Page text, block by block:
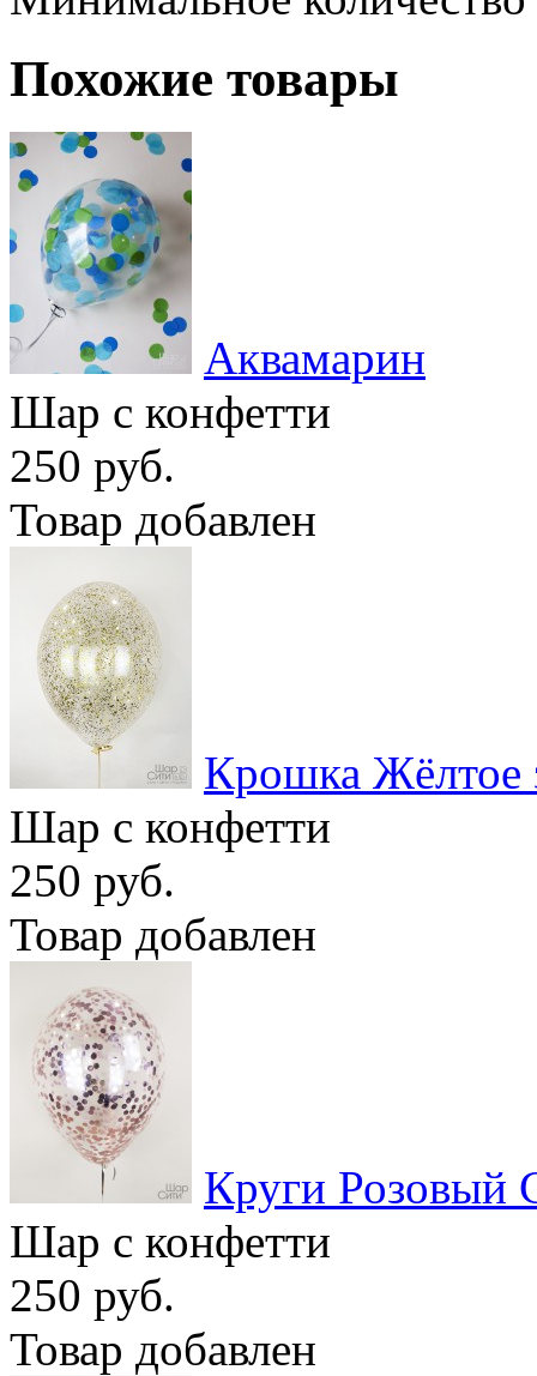
Похожие товары
Аквамарин
Шар с конфетти
250 руб.
Товар добавлен
Крошка Жёлтое
Шар с конфетти
250 руб.
Товар добавлен
Круги Розовый
Шар с конфетти
250 руб.
Товар добавлен